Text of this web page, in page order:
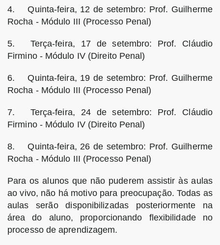
4.
Quinta-feira, 12 de setembro: Prof. Guilherme
Rocha - Módulo III (Processo Penal)
5.
Terça-feira, 17 de setembro: Prof. Cláudio
Firmino - Módulo IV (Direito Penal)
6.
Quinta-feira, 19 de setembro: Prof. Guilherme
Rocha - Módulo III (Processo Penal)
7.
Terça-feira, 24 de setembro: Prof. Cláudio
Firmino - Módulo IV (Direito Penal)
8.
Quinta-feira, 26 de setembro: Prof. Guilherme
Rocha - Módulo III (Processo Penal)
Para os alunos que não puderem assistir às aulas
ao vivo, não há motivo para preocupação. Todas as
aulas serão disponibilizadas posteriormente na
área do aluno, proporcionando flexibilidade no
processo de aprendizagem.